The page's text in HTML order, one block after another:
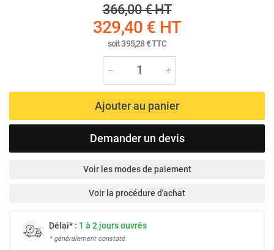
366,00 €HT
329,40 € HT
soit395,28 €TTC
Ajouter au panier
Demander un devis
Voir les modes de paiement
Voir la procédure d'achat
Délai* : 1 à 2 jours ouvrés
* généralement constaté